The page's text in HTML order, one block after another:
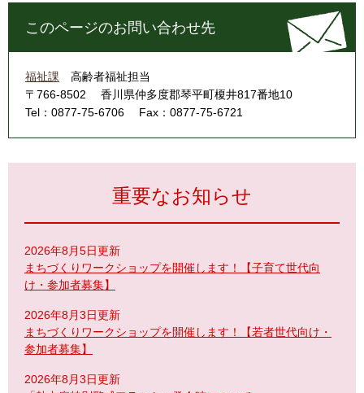
このページのお問い合わせ先
福祉課
高齢者福祉担当
〒766-8502
香川県仲多度郡琴平町榎井817番地10
Tel：0877-75-6706
Fax：0877-75-6721
重要なお知らせ
2026年8月5日更新
まちづくりワークショップを開催します！【子育て世代向
け・参加者募集】
2026年8月3日更新
まちづくりワークショップを開催します！【若者世代向け・
参加者募集】
2026年8月3日更新